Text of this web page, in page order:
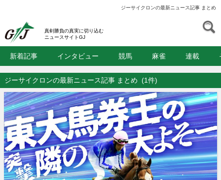
ジーサイクロンの最新ニュース記事 まとめ
真剣勝負の真実に切り込む
ニュースサイトGJ
新着記事 インタビュー 競馬 麻雀 連載
ジーサイクロンの最新ニュース記事 まとめ (1件)